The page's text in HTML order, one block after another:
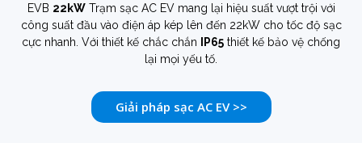
EVB 22kWTrạm sạc AC EV mang lại hiệu suất vượt trội với
công suất đầu vào điện áp kép lên đến 22kW cho tốc độ sạc
cực nhanh. Với thiết kế chắc chắn
IP65 thiết kế bảo vệ chống
lại mọi yếu tố.
Giải pháp sạc AC EV >>